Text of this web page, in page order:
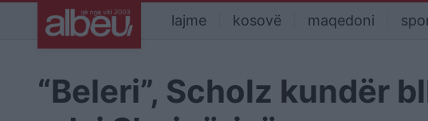
lajme kosovë maqedoni
“Beleri”, Scholz kundër